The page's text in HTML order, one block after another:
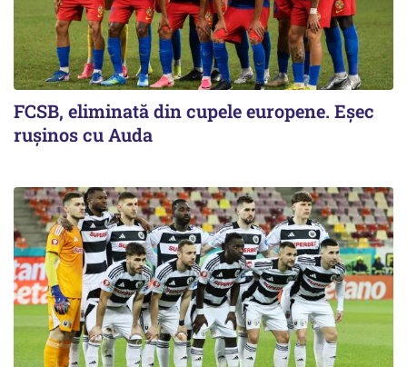
FCSB, eliminată din cupele europene. Eşec
ruşinos cu Auda